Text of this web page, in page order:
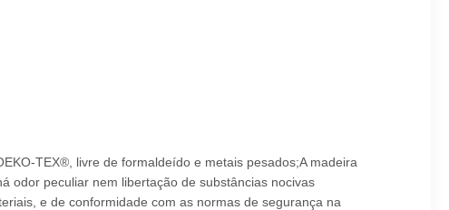
TEX®, livre de formaldeído e metais pesados;A madeira
odor peculiar nem libertação de substâncias nocivas
e de conformidade com as normas de segurança na